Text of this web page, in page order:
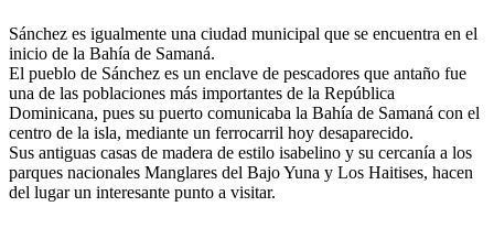
Sánchez es igualmente una ciudad municipal que se encuentra en el
inicio de la Bahía de Samaná.
El pueblo de Sánchez es un enclave de pescadores que antaño fue
una de las poblaciones más importantes de la República
Dominicana, pues su puerto comunicaba la Bahía de Samaná con el
centro de la isla, mediante un ferrocarril hoy desaparecido.
Sus antiguas casas de madera de estilo isabelino y su cercanía a los
parques nacionales Manglares del Bajo Yuna y Los Haitises, hacen
del lugar un interesante punto a visitar.